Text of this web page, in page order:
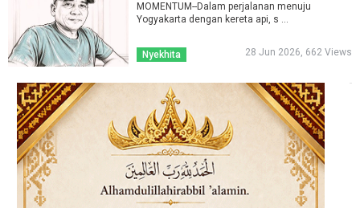
MOMENTUM--Dalam perjalanan menuju
Yogyakarta dengan kereta api, s ...
Nyekhita 28 Jun 2026, 662 Views